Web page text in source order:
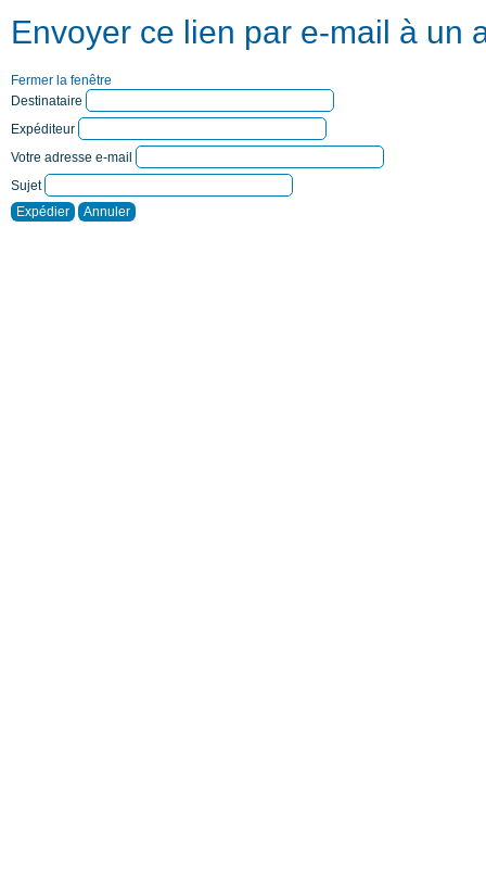
Envoyer ce lien par e-mail à un
Fermer la fenêtre
Destinataire
Expéditeur
Votre adresse e-mail
Sujet
Expédier
Annuler